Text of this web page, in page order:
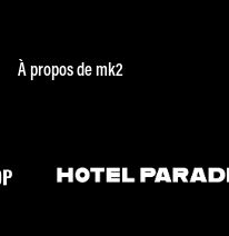
À propos de mk2